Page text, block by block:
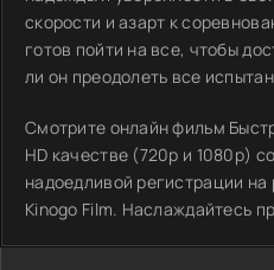
скорости и азарт к
готов пойти на все, чтобы
ли он преодолеть все
Смотрите онлайн фильм
HD качестве (720p и 1080p)
надоедливой регистрации
Kinogo Film. Наслаждайтесь